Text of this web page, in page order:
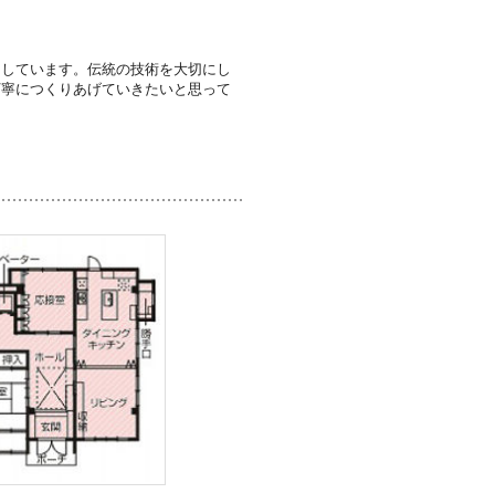
ています。伝統の技術を大切にし
につくりあげていきたいと思って